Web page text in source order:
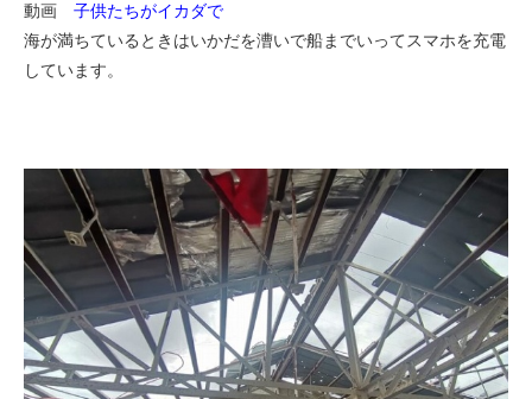
動画 子供たちがイカダで
海が満ちているときはいかだを漕いで船までいってスマホを充電
しています。